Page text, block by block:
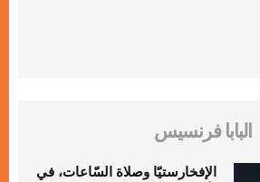
البابا فرنسيس
الإفخارستيّا وصلاة السّاعات، في